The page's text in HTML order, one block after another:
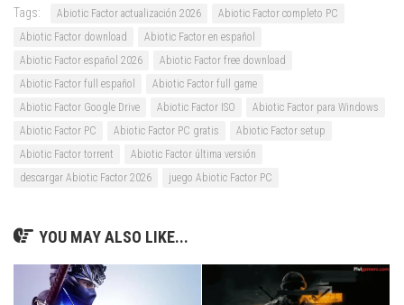
Tags: Abiotic Factor actualización 2026
Abiotic Factor completo PC
Abiotic Factor download
Abiotic Factor en español
Abiotic Factor español 2026
Abiotic Factor free download
Abiotic Factor full español
Abiotic Factor full game
Abiotic Factor Google Drive
Abiotic Factor ISO
Abiotic Factor para Windows
Abiotic Factor PC
Abiotic Factor PC gratis
Abiotic Factor setup
Abiotic Factor torrent
Abiotic Factor última versión
descargar Abiotic Factor 2026
juego Abiotic Factor PC
YOU MAY ALSO LIKE...